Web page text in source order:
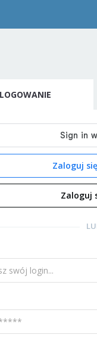
LOGOWANIE
Zaloguj
Zaloguj